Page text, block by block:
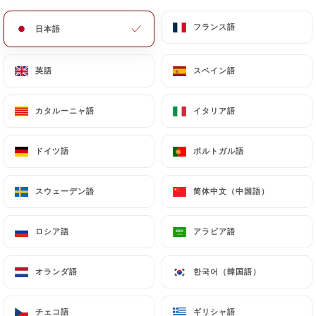
メニュー
日本語 フランス語
英語 スペイン語
カタルーニャ語 イタリア語
ドイツ語 ポルトガル語
スウェーデン語 简体中文（中国語）
ロシア語 アラビア語
オランダ語 한국어（韓国語）
チェコ語 ギリシャ語
連絡先
日本語 フランス語
英語 スペイン語
カタルーニャ語 イタリア語
ドイツ語 ポルトガル語
スウェーデン語 简体中文（中国語）
ロシア語 アラビア語
オランダ語 한국어（韓国語）
チェコ語 ギリシャ語